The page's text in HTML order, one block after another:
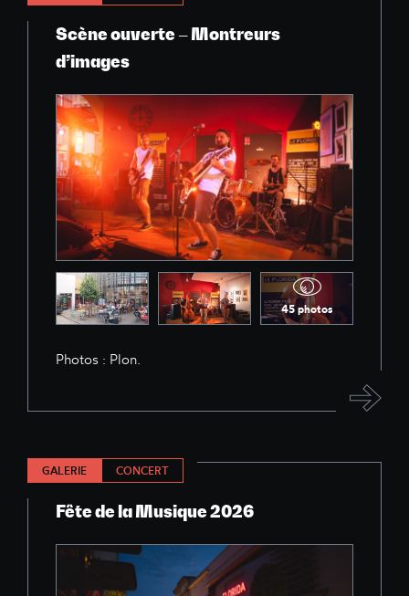
Scène ouverte – Montreurs
d’images
45 photos
Photos : Plon.
GALERIE CONCERT
Fête de la Musique 2026